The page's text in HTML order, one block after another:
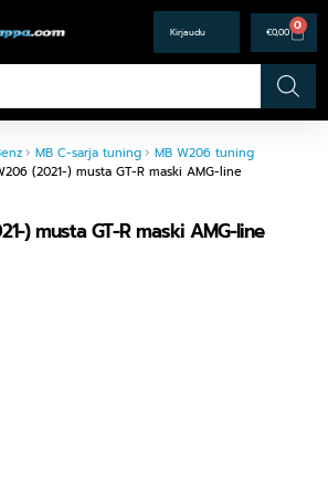
€0,00 0
MB C-sarja tuning
MB W206 tuning
(2021-) musta GT-R maski AMG-line
) musta GT-R maski AMG-line